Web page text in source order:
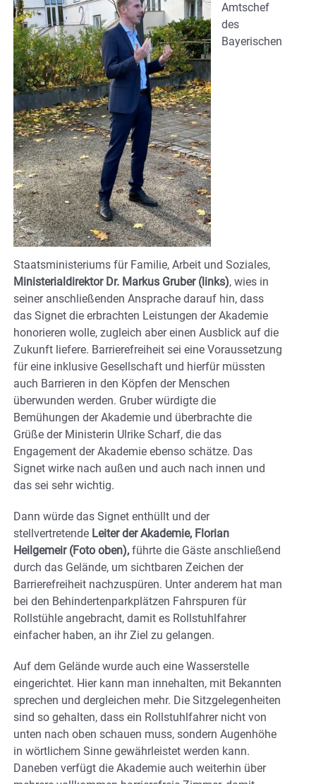
Amtschef
des
Bayerischen
Staatsministeriums für Familie, Arbeit und Soziales,
Ministerialdirektor Dr. Markus Gruber (links), wies in
seiner anschließenden Ansprache darauf hin, dass
das Signet die erbrachten Leistungen der Akademie
honorieren wolle, zugleich aber einen Ausblick auf die
Zukunft liefere. Barrierefreiheit sei eine Voraussetzung
für eine inklusive Gesellschaft und hierfür müssten
auch Barrieren in den Köpfen der Menschen
überwunden werden. Gruber würdigte die
Bemühungen der Akademie und überbrachte die
Grüße der Ministerin Ulrike Scharf, die das
Engagement der Akademie ebenso schätze. Das
Signet wirke nach außen und auch nach innen und
das sei sehr wichtig.
Dann würde das Signet enthüllt und der
stellvertretende Leiter der Akademie, Florian
Heilgemeir (Foto oben), führte die Gäste anschließend
durch das Gelände, um sichtbaren Zeichen der
Barrierefreiheit nachzuspüren. Unter anderem hat man
bei den Behindertenparkplätzen Fahrspuren für
Rollstühle angebracht, damit es Rollstuhlfahrer
einfacher haben, an ihr Ziel zu gelangen.
Auf dem Gelände wurde auch eine Wasserstelle
eingerichtet. Hier kann man innehalten, mit Bekannten
sprechen und dergleichen mehr. Die Sitzgelegenheiten
sind so gehalten, dass ein Rollstuhlfahrer nicht von
unten nach oben schauen muss, sondern Augenhöhe
in wörtlichem Sinne gewährleistet werden kann.
Daneben verfügt die Akademie auch weiterhin über